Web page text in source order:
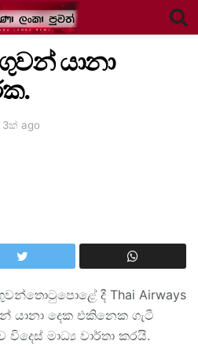
යානා
ago
දී Thai Airways
යානා දෙක එකිනෙක ගැටී
මාධ්‍ය වාර්තා කරයි.